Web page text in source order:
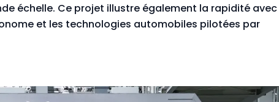
échelle. Ce projet illustre également la rapidité avec
et les technologies automobiles pilotées par